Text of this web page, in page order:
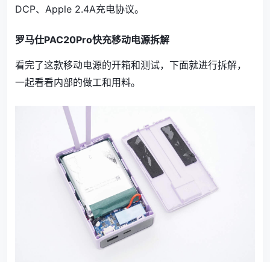
DCP、Apple 2.4A充电协议。
罗马仕PAC20Pro快充移动电源拆解
看完了这款移动电源的开箱和测试，下面就进行拆解，
一起看看内部的做工和用料。